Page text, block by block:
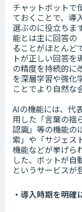
チャットボットで
ておくことで、導
選ぶのに役立ちま
能とは主に回答の
ることがほとんど
トが正しい回答を
の精度を持続的に
を深層学習や強化
ことでより自然な
AIの機能には、代
用した「言葉の揺
認識」等の機能の
索」や「サジェス
機能などが挙げら
した、ボットが自
というサービスが
・導入時期を明確